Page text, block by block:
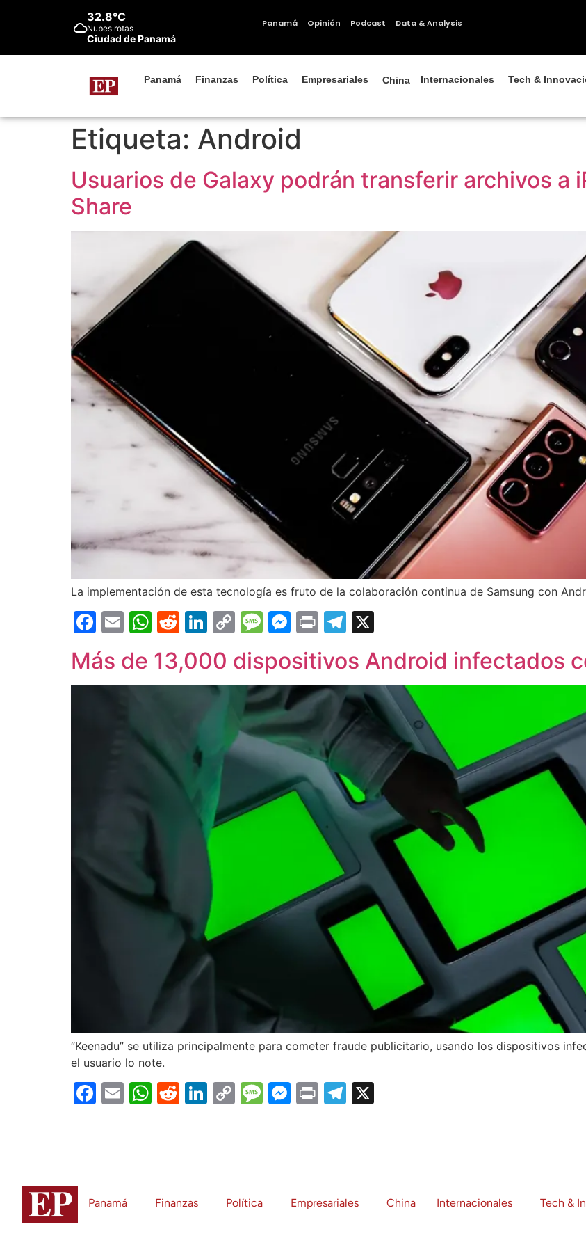
32.8°C
Nubes rotas
Ciudad de Panamá
Panamá Opinión Podcast Data & Analysis
Panamá Finanzas Política Empresariales China Internacionales Tech &
Etiqueta: Android
Usuarios de Galaxy podrán transferir archivos a
Share
La implementación de esta tecnología es fruto de la colaboración continua de Samsung con
Facebook
EmailWhatsApp
Reddit
LinkedIn
CopyMessage
Messenger
PrintTelegram
Más de 13,000 dispositivos Android infectados
“Keenadu” se utiliza principalmente para cometer fraude publicitario, usando los dispositivos
el usuario lo note.
Facebook
EmailWhatsApp
Reddit
LinkedIn
CopyMessage
Messenger
PrintTelegram
Panamá Finanzas Política Empresariales China Internacionales Tech &